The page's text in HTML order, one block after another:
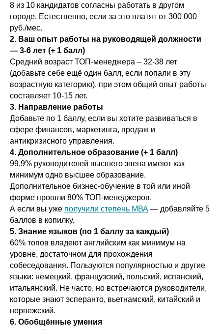
8 из 10 кандидатов согласны работать в другом
городе. Естественно, если за это платят от 300 000
руб./мес.
2. Ваш опыт работы на руководящей должности
— 3-6 лет (+ 1 балл)
Средний возраст ТОП-менеджера – 32-38 лет
(добавьте себе ещё один балл, если попали в эту
возрастную категорию), при этом общий опыт работы
составляет 10-15 лет.
3. Направление работы
Добавьте по 1 баллу, если вы хотите развиваться в
сфере финансов, маркетинга, продаж и
антикризисного управления.
4. Дополнительное образование (+ 1 балл)
99,9% руководителей высшего звена имеют как
минимум одно высшее образование.
Дополнительное бизнес-обучение в той или иной
форме прошли 80% ТОП-менеджеров.
А если вы уже получили степень МВА — добавляйте 5
баллов в копилку.
5. Знание языков (по 1 баллу за каждый)
60% топов владеют английским как минимум на
уровне, достаточном для прохождения
собеседования. Пользуются популярностью и другие
языки: немецкий, французский, польский, испанский,
итальянский. Не часто, но встречаются руководители,
которые знают эсперанто, вьетнамский, китайский и
норвежский.
6. Обобщённые умения